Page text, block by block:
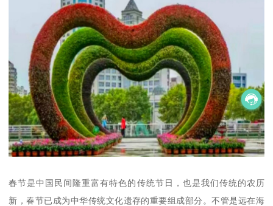
春节是中国民间隆重富有特色的传统节日，也是我们传统的农历
新，春节已成为中华传统文化遗存的重要组成部分。不管是远在海